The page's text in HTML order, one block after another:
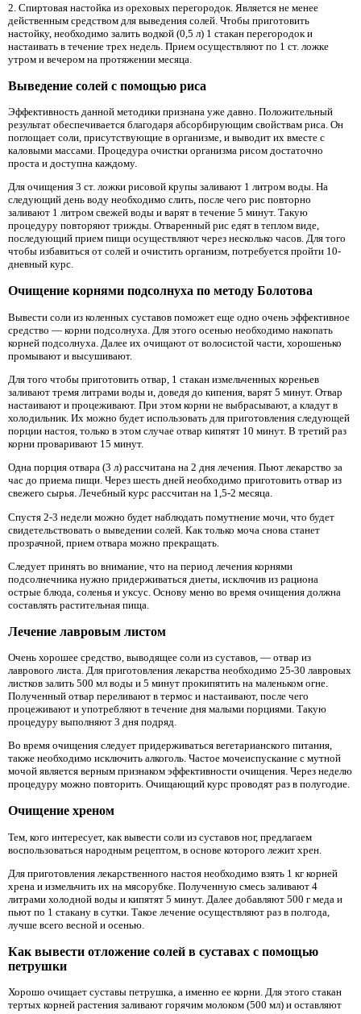
2. Спиртовая настойка из ореховых перегородок. Является не менее
действенным средством для выведения солей. Чтобы приготовить
настойку, необходимо залить водкой (0,5 л) 1 стакан перегородок и
настаивать в течение трех недель. Прием осуществляют по 1 ст. ложке
утром и вечером на протяжении месяца.
Выведение солей с помощью риса
Эффективность данной методики признана уже давно. Положительный
результат обеспечивается благодаря абсорбирующим свойствам риса. Он
поглощает соли, присутствующие в организме, и выводит их вместе с
каловыми массами. Процедура очистки организма рисом достаточно
проста и доступна каждому.
Для очищения 3 ст. ложки рисовой крупы заливают 1 литром воды. На
следующий день воду необходимо слить, после чего рис повторно
заливают 1 литром свежей воды и варят в течение 5 минут. Такую
процедуру повторяют трижды. Отваренный рис едят в теплом виде,
последующий прием пищи осуществляют через несколько часов. Для того
чтобы избавиться от солей и очистить организм, потребуется пройти 10-
дневный курс.
Очищение корнями подсолнуха по методу Болотова
Вывести соли из коленных суставов поможет еще одно очень эффективное
средство — корни подсолнуха. Для этого осенью необходимо накопать
корней подсолнуха. Далее их очищают от волосистой части, хорошенько
промывают и высушивают.
Для того чтобы приготовить отвар, 1 стакан измельченных кореньев
заливают тремя литрами воды и, доведя до кипения, варят 5 минут. Отвар
настаивают и процеживают. При этом корни не выбрасывают, а кладут в
холодильник. Их можно будет использовать для приготовления следующей
порции настоя, только в этом случае отвар кипятят 10 минут. В третий раз
корни проваривают 15 минут.
Одна порция отвара (3 л) рассчитана на 2 дня лечения. Пьют лекарство за
час до приема пищи. Через шесть дней необходимо приготовить отвар из
свежего сырья. Лечебный курс рассчитан на 1,5-2 месяца.
Спустя 2-3 недели можно будет наблюдать помутнение мочи, что будет
свидетельствовать о выведении солей. Как только моча снова станет
прозрачной, прием отвара можно прекращать.
Следует принять во внимание, что на период лечения корнями
подсолнечника нужно придерживаться диеты, исключив из рациона
острые блюда, соленья и уксус. Основу меню во время очищения должна
составлять растительная пища.
Лечение лавровым листом
Очень хорошее средство, выводящее соли из суставов, — отвар из
лаврового листа. Для приготовления лекарства необходимо 25-30 лавровых
листков залить 500 мл воды и 5 минут прокипятить на маленьком огне.
Полученный отвар переливают в термос и настаивают, после чего
процеживают и употребляют в течение дня малыми порциями. Такую
процедуру выполняют 3 дня подряд.
Во время очищения следует придерживаться вегетарианского питания,
также необходимо исключить алкоголь. Частое мочеиспускание с мутной
мочой является верным признаком эффективности очищения. Через неделю
процедуру можно повторить. Очищающий курс проводят раз в полугодие.
Очищение хреном
Тем, кого интересует, как вывести соли из суставов ног, предлагаем
воспользоваться народным рецептом, в основе которого лежит хрен.
Для приготовления лекарственного настоя необходимо взять 1 кг корней
хрена и измельчить их на мясорубке. Полученную смесь заливают 4
литрами холодной воды и кипятят 5 минут. Далее добавляют 500 г меда и
пьют по 1 стакану в сутки. Такое лечение осуществляют раз в полгода,
лучше всего весной и осенью.
Как вывести отложение солей в суставах с помощью
петрушки
Хорошо очищает суставы петрушка, а именно ее корни. Для этого стакан
тертых корней растения заливают горячим молоком (500 мл) и оставляют